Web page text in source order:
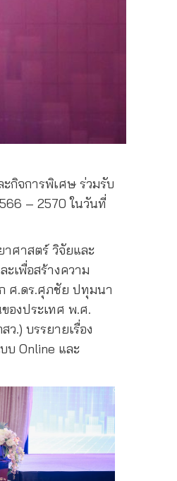
กิจการพิเศษ ร่วมรับ
– 2570 ในวันที่
ศาสตร์ วิจัยและ
เพื่อสร้างความ
ศ.ดร.ศุภชัย ปทุมนา
องประเทศ พ.ศ.
.) บรรยายเรื่อง
บ Online และ